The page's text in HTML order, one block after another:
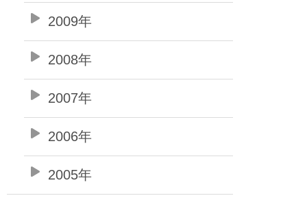
2009年
2008年
2007年
2006年
2005年